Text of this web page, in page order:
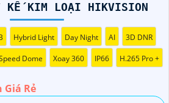
mẫu văn bản giới thiệu dành cho
giá rẻ và chuyên nghiệp:
giới thiệu đến quý vị dịch vụ lắp
rẻ và chuyên nghiệp cho dự án
KẾ KIM LOẠI HIKVISION
Hybrid Light Day Night AI 3D DNR
Dome Xoay 360 IP66 H.265 Pro +
Giá Rẻ